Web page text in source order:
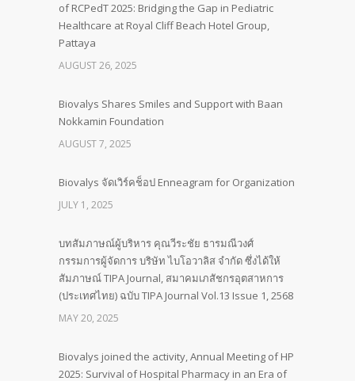
of RCPedT 2025: Bridging the Gap in Pediatric
Healthcare at Royal Cliff Beach Hotel Group,
Pattaya
AUGUST 26, 2025
Biovalys Shares Smiles and Support with Baan
Nokkamin Foundation
AUGUST 7, 2025
Biovalys จัดเวิร์คช็อป Enneagram for Organization
JULY 1, 2025
บทสัมภาษณ์ผู้บริหาร คุณวีระชัย ธารมณีวงศ์
กรรมการผู้จัดการ บริษัท ไบโอวาลิส จำกัด ซึ่งได้ให้
สัมภาษณ์ TIPA Journal, สมาคมเภสัชกรอุตสาหการ
(ประเทศไทย) ฉบับ TIPA Journal Vol.13 Issue 1, 2568
MAY 20, 2025
Biovalys joined the activity, Annual Meeting of HP
2025: Survival of Hospital Pharmacy in an Era of